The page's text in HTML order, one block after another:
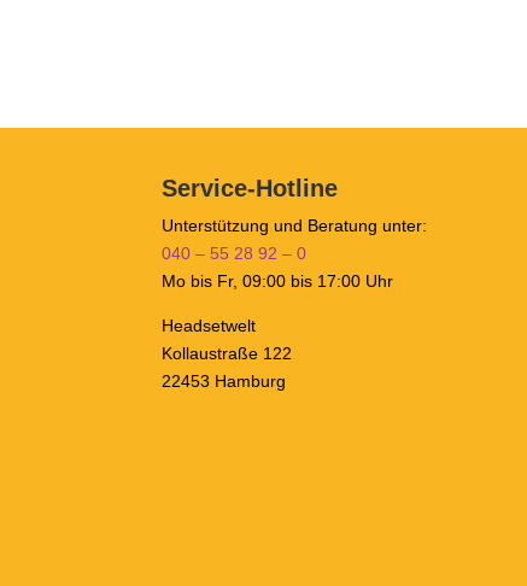
Service-Hotline
Unterstützung und Beratung unter:
040 – 55 28 92 – 0
Mo bis Fr, 09:00 bis 17:00 Uhr
Headsetwelt
Kollaustraße 122
22453 Hamburg